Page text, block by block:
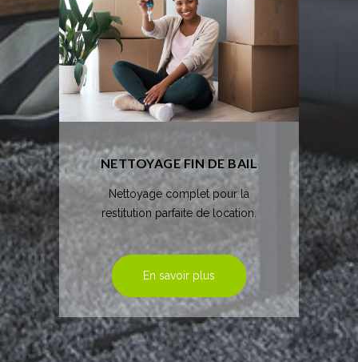
NETTOYAGE FIN DE BAIL
Nettoyage complet pour la
restitution parfaite de location.
En savoir plus